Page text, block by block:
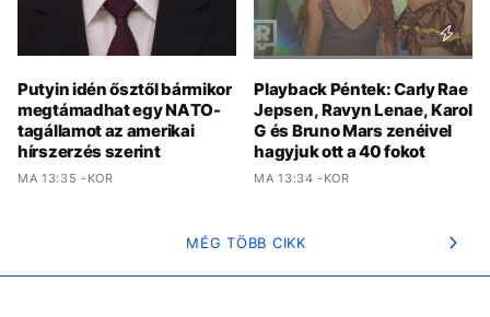
Putyin idén ősztől bármikor
megtámadhat egy NATO-
tagállamot az amerikai
hírszerzés szerint
MA 13:35 -KOR
Playback Péntek: Carly Rae
Jepsen, Ravyn Lenae, Karol
G és Bruno Mars zenéivel
hagyjuk ott a 40 fokot
MA 13:34 -KOR
MÉG TÖBB CIKK